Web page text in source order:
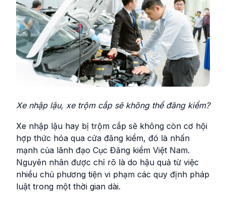
Xe nhập lậu, xe trộm cắp sẽ không thể đăng kiểm?
Xe nhập lậu hay bị trộm cắp sẽ không còn cơ hội
hợp thức hóa qua cửa đăng kiểm, đó là nhấn
mạnh của lãnh đạo Cục Đăng kiểm Việt Nam.
Nguyên nhân được chỉ rõ là do hậu quả từ việc
nhiều chủ phương tiện vi phạm các quy định pháp
luật trong một thời gian dài.